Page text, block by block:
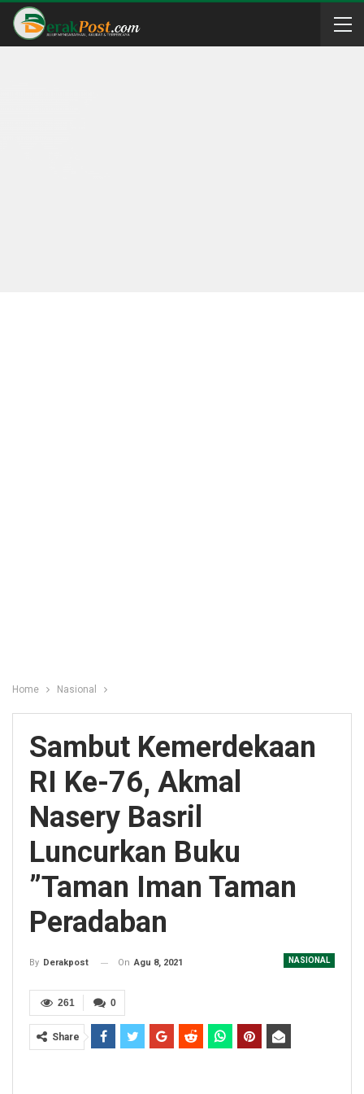
Home Nasional
Sambut Kemerdekaan
RI Ke-76, Akmal
Nasery Basril
Luncurkan Buku
”Taman Iman Taman
Peradaban
NASIONAL
By Derakpost On Agu 8, 2021
0
261
Share